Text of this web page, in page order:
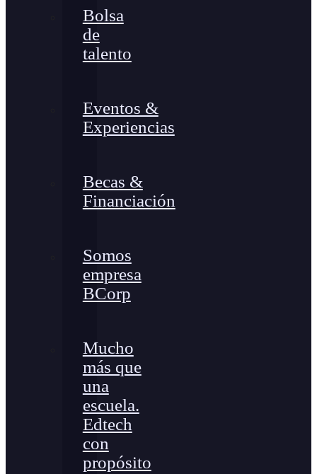
Bolsa
de
talento
Eventos &
Experiencias
Becas &
Financiación
Somos
empresa
BCorp
Mucho
más que
una
escuela.
Edtech
con
propósito